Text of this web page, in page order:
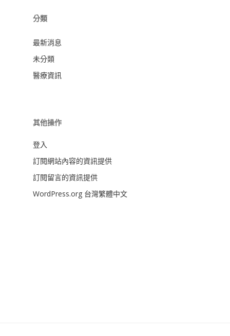
分類
最新消息
未分類
醫療資訊
其他操作
登入
訂閱網站內容的資訊提供
訂閱留言的資訊提供
WordPress.org 台灣繁體中文